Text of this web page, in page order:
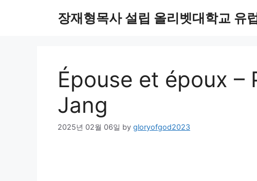
장재형목사 설립 올리벳대학교 유
Épouse et époux –
Jang
2025년 02월 06일 by gloryofgod2023